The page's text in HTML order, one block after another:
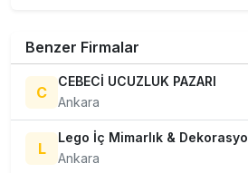
Benzer Firmalar
C
CEBECİ UCUZLUK PAZARI
Ankara
L
Lego İç Mimarlık & Dekorasyo
Ankara